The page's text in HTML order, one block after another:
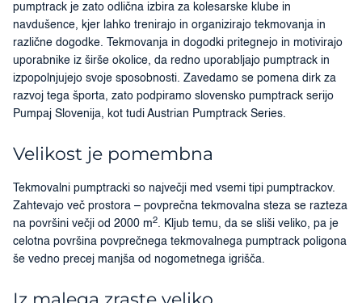
pumptrack je zato odlična izbira za kolesarske klube in
navdušence, kjer lahko trenirajo in organizirajo tekmovanja in
različne dogodke. Tekmovanja in dogodki pritegnejo in motivirajo
uporabnike iz širše okolice, da redno uporabljajo pumptrack in
izpopolnjujejo svoje sposobnosti. Zavedamo se pomena dirk za
razvoj tega športa, zato podpiramo slovensko pumptrack serijo
Pumpaj Slovenija, kot tudi Austrian Pumptrack Series.
Velikost je pomembna
Tekmovalni pumptracki so največji med vsemi tipi pumptrackov.
Zahtevajo več prostora – povprečna tekmovalna steza se razteza
na površini večji od 2000 m2. Kljub temu, da se sliši veliko, pa je
celotna površina povprečnega tekmovalnega pumptrack poligona
še vedno precej manjša od nogometnega igrišča.